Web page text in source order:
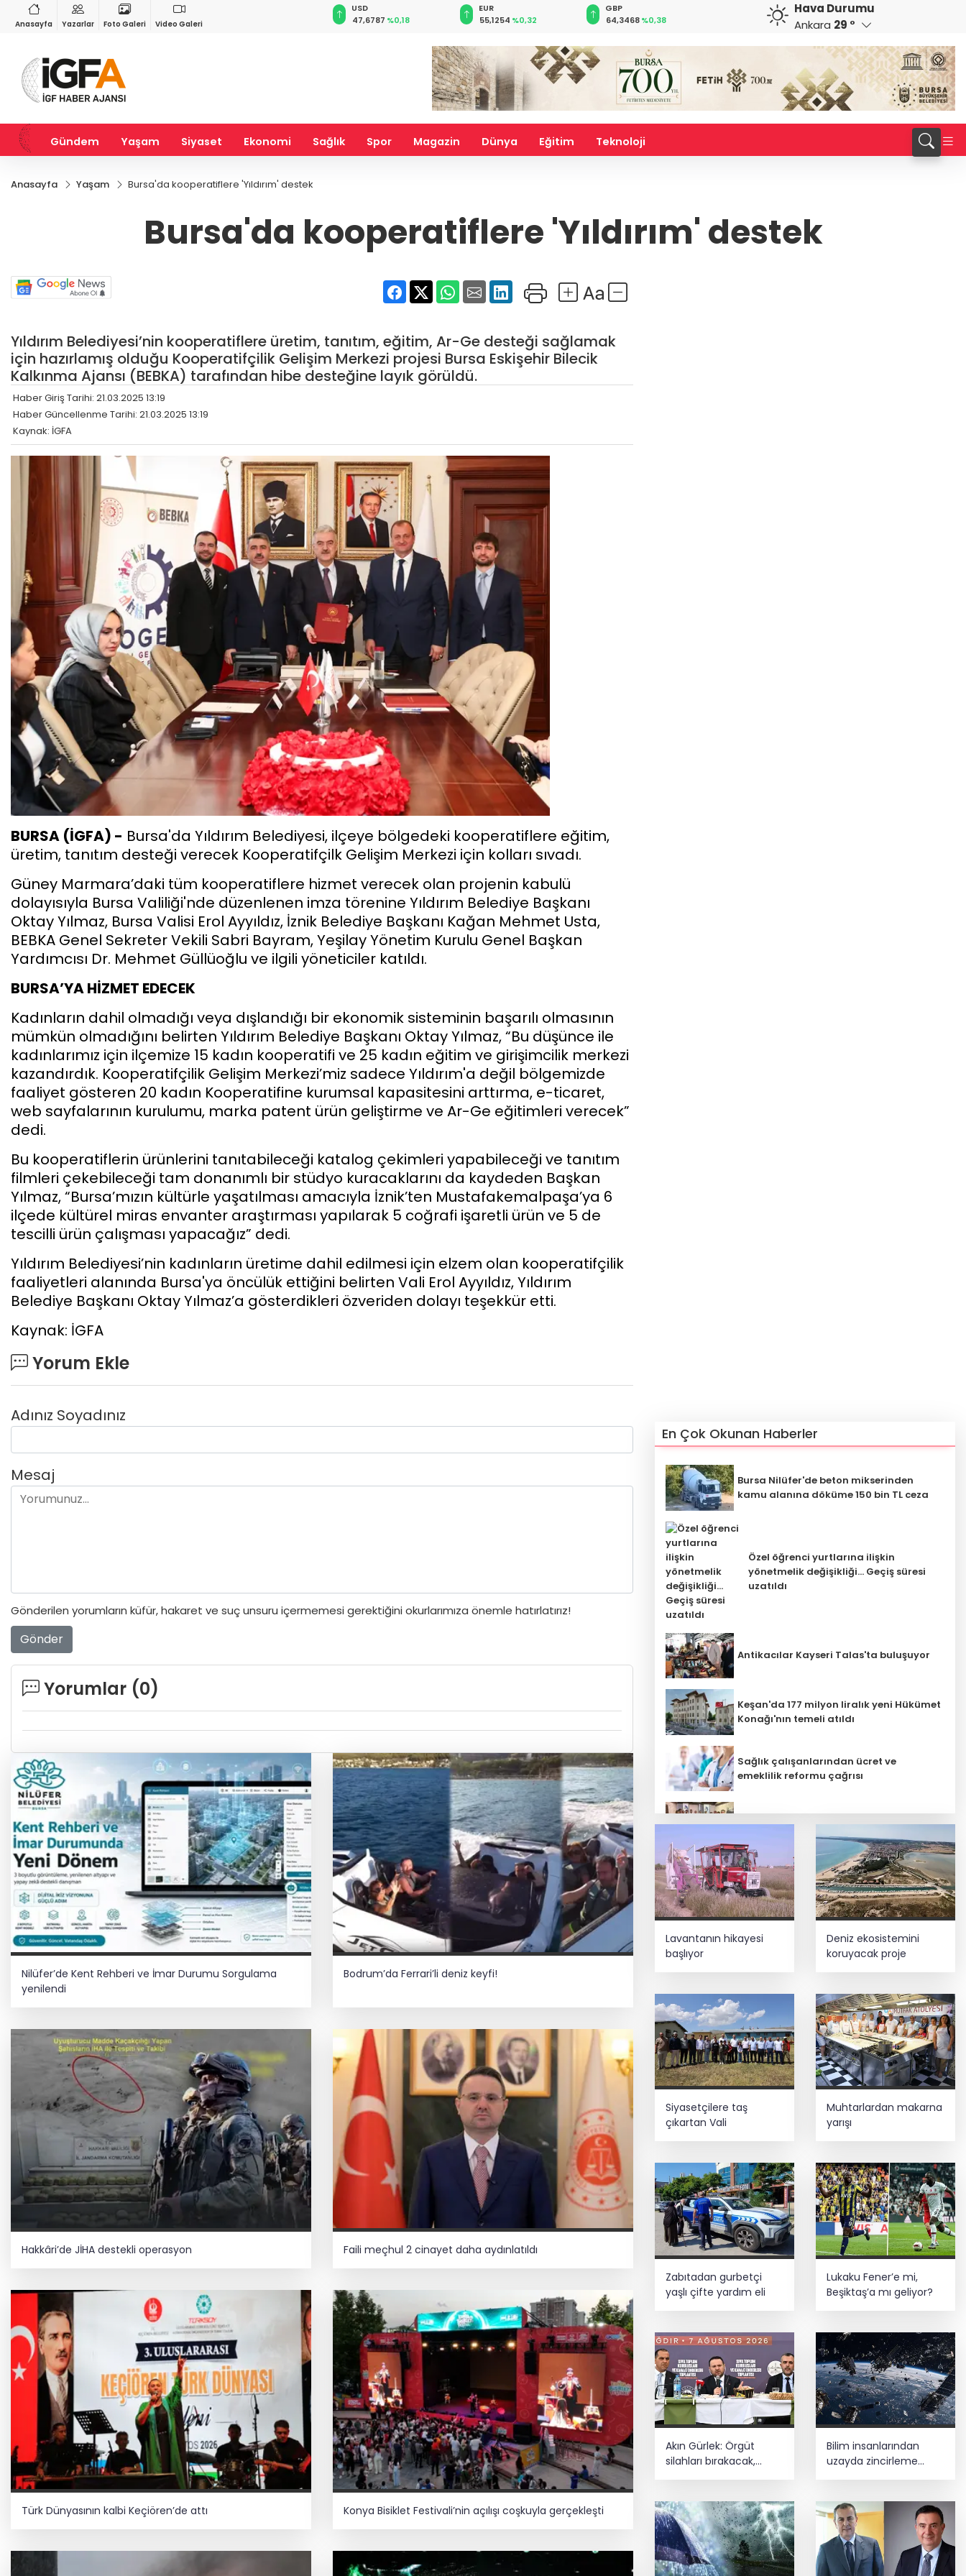
Anasayfa Yazarlar Foto Galeri Video Galeri
%0,32
GAU/TRY
6.660,55%2,59
USD
47,6787 %0,18
EUR
55,1254 %0,32
GBP
64,3468%0,38 %0,82
CAD
34,1883
Hava Durumu
Ankara 29 °
Gündem Yaşam Siyaset Ekonomi Sağlık Spor Magazin Dünya Eğitim Teknoloji
Anasayfa Yaşam Bursa'da kooperatiflere 'Yıldırım' destek
Bursa'da kooperatiflere 'Yıldırım' destek
Yıldırım Belediyesi’nin kooperatiflere üretim, tanıtım, eğitim, Ar-Ge desteği sağlamak
için hazırlamış olduğu Kooperatifçilik Gelişim Merkezi projesi Bursa Eskişehir Bilecik
Kalkınma Ajansı (BEBKA) tarafından hibe desteğine layık görüldü.
Haber Giriş Tarihi: 21.03.2025 13:19
Haber Güncellenme Tarihi: 21.03.2025 13:19
Kaynak: İGFA
BURSA (İGFA) - Bursa'da Yıldırım Belediyesi, ilçeye bölgedeki kooperatiflere eğitim,
üretim, tanıtım desteği verecek Kooperatifçilk Gelişim Merkezi için kolları sıvadı.
Güney Marmara’daki tüm kooperatiflere hizmet verecek olan projenin kabulü
dolayısıyla Bursa Valiliği'nde düzenlenen imza törenine Yıldırım Belediye Başkanı
Oktay Yılmaz, Bursa Valisi Erol Ayyıldız, İznik Belediye Başkanı Kağan Mehmet Usta,
BEBKA Genel Sekreter Vekili Sabri Bayram, Yeşilay Yönetim Kurulu Genel Başkan
Yardımcısı Dr. Mehmet Güllüoğlu ve ilgili yöneticiler katıldı.
BURSA’YA HİZMET EDECEK
Kadınların dahil olmadığı veya dışlandığı bir ekonomik sisteminin başarılı olmasının
mümkün olmadığını belirten Yıldırım Belediye Başkanı Oktay Yılmaz, “Bu düşünce ile
kadınlarımız için ilçemize 15 kadın kooperatifi ve 25 kadın eğitim ve girişimcilik merkezi
kazandırdık. Kooperatifçilik Gelişim Merkezi’miz sadece Yıldırım'a değil bölgemizde
faaliyet gösteren 20 kadın Kooperatifine kurumsal kapasitesini arttırma, e-ticaret,
web sayfalarının kurulumu, marka patent ürün geliştirme ve Ar-Ge eğitimleri verecek”
dedi.
Bu kooperatiflerin ürünlerini tanıtabileceği katalog çekimleri yapabileceği ve tanıtım
filmleri çekebileceği tam donanımlı bir stüdyo kuracaklarını da kaydeden Başkan
Yılmaz, “Bursa’mızın kültürle yaşatılması amacıyla İznik’ten Mustafakemalpaşa’ya 6
ilçede kültürel miras envanter araştırması yapılarak 5 coğrafi işaretli ürün ve 5 de
tescilli ürün çalışması yapacağız” dedi.
Yıldırım Belediyesi’nin kadınların üretime dahil edilmesi için elzem olan kooperatifçilik
faaliyetleri alanında Bursa'ya öncülük ettiğini belirten Vali Erol Ayyıldız, Yıldırım
Belediye Başkanı Oktay Yılmaz’a gösterdikleri özveriden dolayı teşekkür etti.
Kaynak: İGFA
Yorum Ekle
Adınız Soyadınız
Mesaj
Gönderilen yorumların küfür, hakaret ve suç unsuru içermemesi gerektiğini okurlarımıza önemle hatırlatırız!
Gönder
Yorumlar (0)
Nilüfer’de Kent Rehberi ve İmar Durumu Sorgulama
yenilendi
Bodrum’da Ferrari’li deniz keyfi!
Hakkâri’de JİHA destekli operasyon Faili meçhul 2 cinayet daha aydınlatıldı
Türk Dünyasının kalbi Keçiören’de attı Konya Bisiklet Festivali’nin açılışı coşkuyla gerçekleşti
En Çok Okunan Haberler
Bursa Nilüfer'de beton mikserinden
kamu alanına döküme 150 bin TL ceza
Özel öğrenci yurtlarına ilişkin
yönetmelik değişikliği... Geçiş süresi
uzatıldı
Antikacılar Kayseri Talas'ta buluşuyor
Keşan'da 177 milyon liralık yeni Hükümet
Konağı'nın temeli atıldı
Sağlık çalışanlarından ücret ve
emeklilik reformu çağrısı
Mühendis Tek-Sen Bayındırlık’tan tarihi
Depremde hasar görmüştü... Malatya
Arkeoloji Müzesi yenilendi
kaldı
komisyondan geçti
HAYAT 112 Acil 800 bin indirmeyi aştı
Lavantanın hikayesi
başlıyor
Deniz ekosistemini
koruyacak proje
Siyasetçilere taş
çıkartan Vali
Muhtarlardan makarna
yarışı
Zabıtadan gurbetçi
yaşlı çifte yardım eli
Lukaku Fener’e mi,
Beşiktaş’a mı geliyor?
Akın Gürlek: Örgüt
silahları bırakacak,
mağaraları boşaltacak
Bilim insanlarından
uzayda zincirleme
felaket uyarısı